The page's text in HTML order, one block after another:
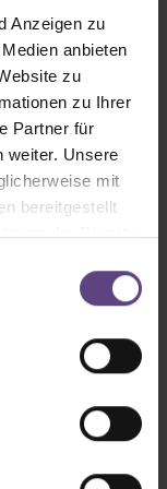
Anzeigen zu
anbieten
zu
zu Ihrer
Partner für
weiter. Unsere
mit
bereitgestellt
der Dienste
der